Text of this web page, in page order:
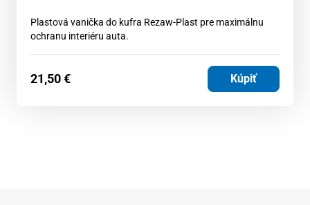
Plastová vanička do kufra Rezaw-Plast pre maximálnu
ochranu interiéru auta.
21,50€ Kúpiť